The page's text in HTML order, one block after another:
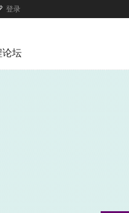
登录
论坛